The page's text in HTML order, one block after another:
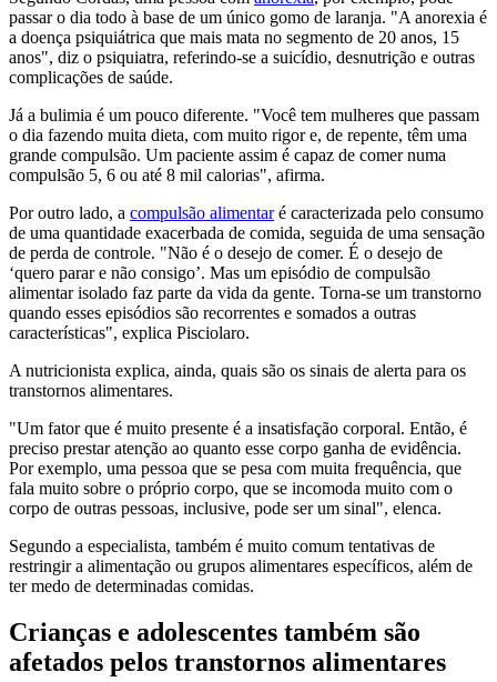
passar o dia todo à base de um único gomo de laranja. "A anorexia é
a doença psiquiátrica que mais mata no segmento de 20 anos, 15
anos", diz o psiquiatra, referindo-se a suicídio, desnutrição e outras
complicações de saúde.
Já a bulimia é um pouco diferente. "Você tem mulheres que passam
o dia fazendo muita dieta, com muito rigor e, de repente, têm uma
grande compulsão. Um paciente assim é capaz de comer numa
compulsão 5, 6 ou até 8 mil calorias", afirma.
Por outro lado, a compulsão alimentaré caracterizada pelo consumo
de uma quantidade exacerbada de comida, seguida de uma sensação
de perda de controle. "Não é o desejo de comer. É o desejo de
‘quero parar e não consigo’. Mas um episódio de compulsão
alimentar isolado faz parte da vida da gente. Torna-se um transtorno
quando esses episódios são recorrentes e somados a outras
características", explica Pisciolaro.
A nutricionista explica, ainda, quais são os sinais de alerta para os
transtornos alimentares.
"Um fator que é muito presente é a insatisfação corporal. Então, é
preciso prestar atenção ao quanto esse corpo ganha de evidência.
Por exemplo, uma pessoa que se pesa com muita frequência, que
fala muito sobre o próprio corpo, que se incomoda muito com o
corpo de outras pessoas, inclusive, pode ser um sinal", elenca.
Segundo a especialista, também é muito comum tentativas de
restringir a alimentação ou grupos alimentares específicos, além de
ter medo de determinadas comidas.
Crianças e adolescentes também são
afetados pelos transtornos alimentares